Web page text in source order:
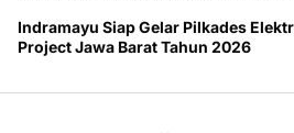
Indramayu Siap Gelar Pilkades
Project Jawa Barat Tahun 2026